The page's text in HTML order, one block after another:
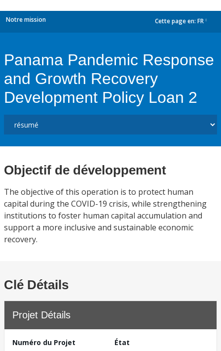
Notre mission Cette page en: FR
Panama Pandemic Response
and Growth Recovery
Development Policy Loan 2
Objectif de développement
The objective of this operation is to protect human
capital during the COVID-19 crisis, while strengthening
institutions to foster human capital accumulation and
support a more inclusive and sustainable economic
recovery.
Clé Détails
Projet Détails
Numéro du Projet
État